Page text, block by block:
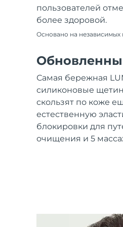
пользователей
более здоровой.
Основано на независимых
Самая бережная
силиконовые
скользят по коже
естественную
блокировки для
очищения и 5